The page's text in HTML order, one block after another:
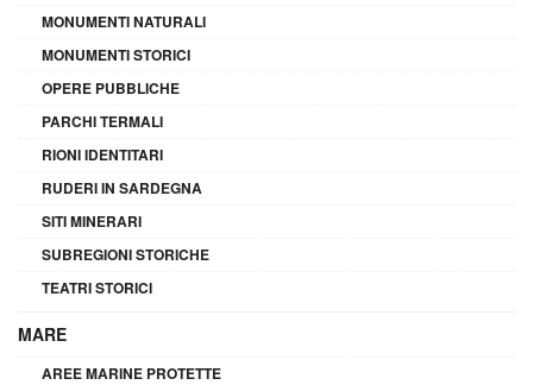
MONUMENTI NATURALI
MONUMENTI STORICI
OPERE PUBBLICHE
PARCHI TERMALI
RIONI IDENTITARI
RUDERI IN SARDEGNA
SITI MINERARI
SUBREGIONI STORICHE
TEATRI STORICI
MARE
AREE MARINE PROTETTE